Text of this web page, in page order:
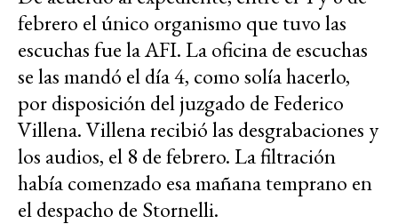
febrero el único organismo que tuvo las
escuchas fue la AFI. La oficina de escuchas
se las mandó el día 4, como solía hacerlo,
por disposición del juzgado de Federico
Villena. Villena recibió las desgrabaciones y
los audios, el 8 de febrero. La filtración
había comenzado esa mañana temprano en
el despacho de Stornelli.